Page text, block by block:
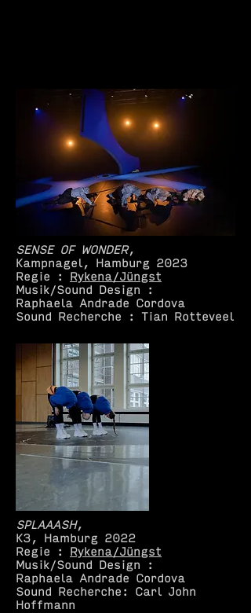
SENSE OF WONDER,
Kampnagel, Hamburg 2023
Regie : Rykena/Jüngst
Musik/Sound Design :
Raphaela Andrade Cordova
Sound Recherche : Tian Rotteveel
SPLAAASH,
K3, Hamburg 2022
Regie : Rykena/Jüngst
Musik/Sound Design :
Raphaela Andrade Cordova
Sound Recherche: Carl John
Hoffmann